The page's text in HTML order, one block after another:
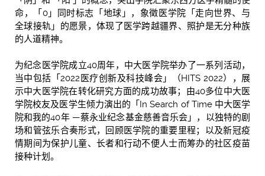
命，「0」同时标志「地球」，象徵医学院「走向世界、与
全球接轨」的愿景，体现了医学跨越疆界、照护是无分种族
的人道精神。
为纪念医学院成立40周年，中大医学院举办了一系列活动，
当中包括「2022医疗创新及科技峰会」（HITS 2022），展
示中大医学院在转化研究方面的成功故事；由40多位中大医
学院校友及医学生倾力演出的「In Search of Time 中大医学
院和我的40年 —蔡永业纪念基金慈善音乐会」，以独特的剧
场和管弦乐合奏形式，回顾医学院的重要里程；以及新冠疫
情期间为保护儿童、长者和行动不便人士而筹办的社区疫苗
接种计划。